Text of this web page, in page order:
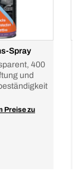
Spray
400
und
Preise zu